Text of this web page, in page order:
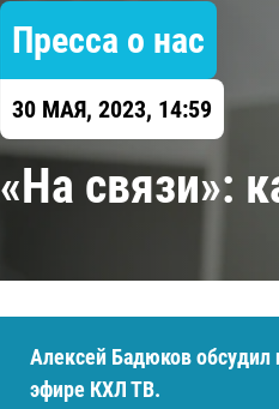
Пресса о нас
30 МАЯ, 2023, 14:59
«На связи»:
Алексей Бадюков обсудил
эфире КХЛ ТВ.